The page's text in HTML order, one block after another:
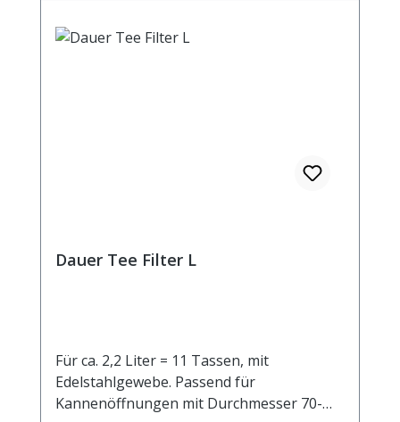
Dauer Tee Filter L
Für ca. 2,2 Liter = 11 Tassen, mit
Edelstahlgewebe. Passend für
Kannenöffnungen mit Durchmesser 70-